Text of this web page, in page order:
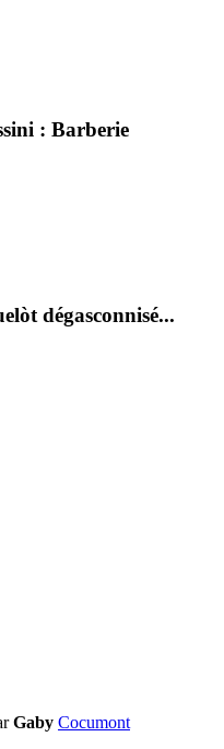
: Barberie
dégasconnisé...
Gaby Cocumont